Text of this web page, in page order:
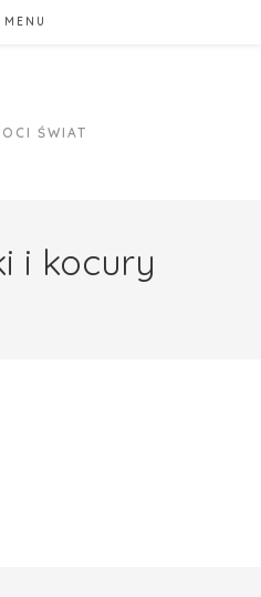
MENU
ŚWIAT
i kocury